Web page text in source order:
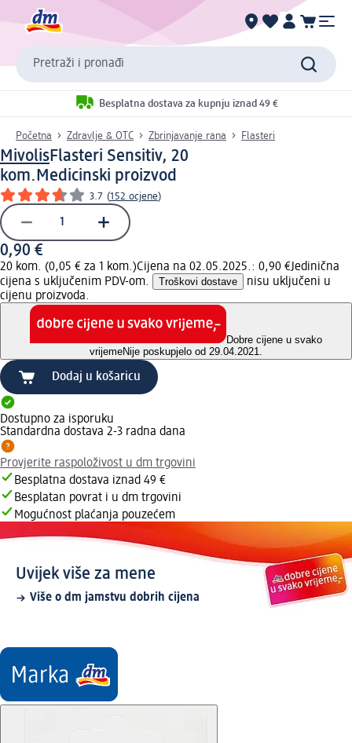
Pretraži i pronađi
Besplatna dostava za kupnju iznad 49 €
Početna Zdravlje & OTC Zbrinjavanje rana Flasteri
MivolisFlasteri Sensitiv, 20
kom.Medicinski proizvod
3.7 (152 ocjene)
0,90 €
20 kom. (0,05 € za 1 kom.)Cijena na 02.05.2025.: 0,90 €Jedinična
cijena s uključenim PDV-om.
Troškovi dostave
nisu uključeni u
cijenu proizvoda.
Dobre cijene u svako
vrijemeNije poskupjelo od 29.04.2021.
Dodaj u košaricu
Dostupno za isporuku
Standardna dostava 2-3 radna dana
Provjerite raspoloživost u dm trgovini
Besplatna dostava iznad 49 €
Besplatan povrat i u dm trgovini
Mogućnost plaćanja pouzećem
Uvijek više za mene
Više o dm jamstvu dobrih cijena